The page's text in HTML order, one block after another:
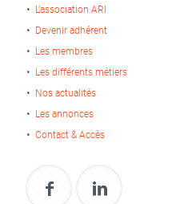
L’association ARI
Devenir adhérent
Les membres
Les différents métiers
Nos actualités
Les annonces
Contact & Accès